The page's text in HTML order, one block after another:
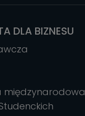
DLA BIZNESU
międzynarodowa